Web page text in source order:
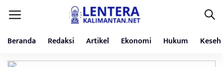
Beranda Redaksi Artikel Ekonomi Hukum